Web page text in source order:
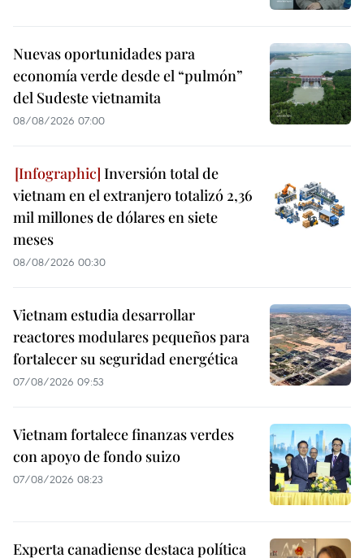
Nuevas oportunidades para
economía verde desde el “pulmón”
del Sudeste vietnamita
08/08/2026 07:00
Inversión total de
vietnam en el extranjero totalizó 2,36
mil millones de dólares en siete
meses
08/08/2026 00:30
Vietnam estudia desarrollar
reactores modulares pequeños para
fortalecer su seguridad energética
07/08/2026 09:53
Vietnam fortalece finanzas verdes
con apoyo de fondo suizo
07/08/2026 08:23
Experta canadiense destaca política